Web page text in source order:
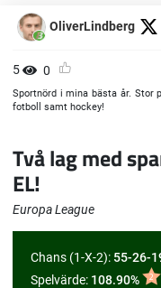
OliverLindberg
5 0
Sportnörd i mina bästa år. Stor
fotboll samt hockey!
Två lag med
EL!
Europa League
Chans (1-X-2): 55-26-
Spelvärde: 108.90%